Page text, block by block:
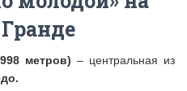
метров) – центральная из